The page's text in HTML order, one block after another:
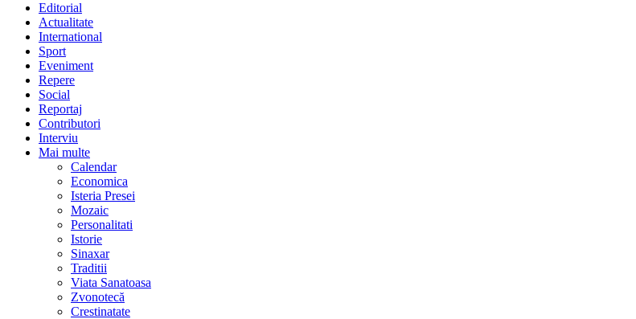
Editorial
Actualitate
International
Sport
Eveniment
Repere
Social
Reportaj
Contributori
Interviu
Mai multe
Calendar
Economica
Isteria Presei
Mozaic
Personalitati
Istorie
Sinaxar
Traditii
Viata Sanatoasa
Zvonotecă
Crestinatate